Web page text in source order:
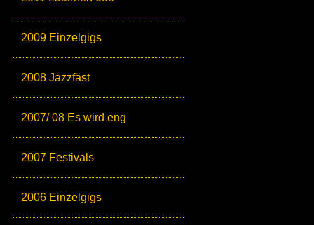
2009 Einzelgigs
2008 Jazzfäst
2007/ 08 Es wird eng
2007 Festivals
2006 Einzelgigs